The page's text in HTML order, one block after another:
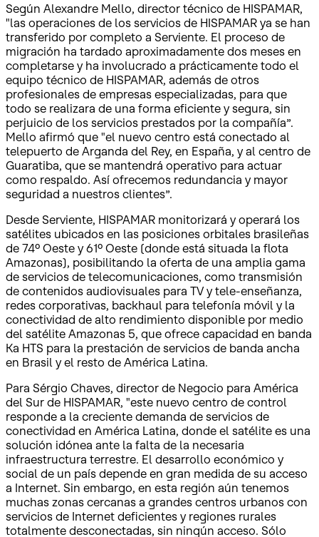
Según Alexandre Mello, director técnico de HISPAMAR,
"las operaciones de los servicios de HISPAMAR ya se han
transferido por completo a Serviente. El proceso de
migración ha tardado aproximadamente dos meses en
completarse y ha involucrado a prácticamente todo el
equipo técnico de HISPAMAR, además de otros
profesionales de empresas especializadas, para que
todo se realizara de una forma eficiente y segura, sin
perjuicio de los servicios prestados por la compañía”.
Mello afirmó que "el nuevo centro está conectado al
telepuerto de Arganda del Rey, en España, y al centro de
Guaratiba, que se mantendrá operativo para actuar
como respaldo. Así ofrecemos redundancia y mayor
seguridad a nuestros clientes”.
Desde Serviente, HISPAMAR monitorizará y operará los
satélites ubicados en las posiciones orbitales brasileñas
de 74º Oeste y 61º Oeste (donde está situada la flota
Amazonas), posibilitando la oferta de una amplia gama
de servicios de telecomunicaciones, como transmisión
de contenidos audiovisuales para TV y tele-enseñanza,
redes corporativas, backhaul para telefonía móvil y la
conectividad de alto rendimiento disponible por medio
del satélite Amazonas 5, que ofrece capacidad en banda
Ka HTS para la prestación de servicios de banda ancha
en Brasil y el resto de América Latina.
Para Sérgio Chaves, director de Negocio para América
del Sur de HISPAMAR, "este nuevo centro de control
responde a la creciente demanda de servicios de
conectividad en América Latina, donde el satélite es una
solución idónea ante la falta de la necesaria
infraestructura terrestre. El desarrollo económico y
social de un país depende en gran medida de su acceso
a Internet. Sin embargo, en esta región aún tenemos
muchas zonas cercanas a grandes centros urbanos con
servicios de Internet deficientes y regiones rurales
totalmente desconectadas, sin ningún acceso. Sólo